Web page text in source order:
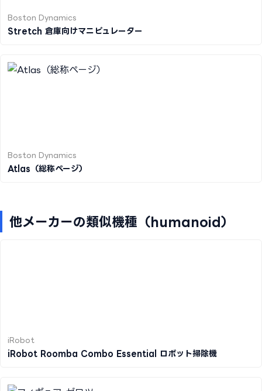
Boston Dynamics
Stretch 倉庫向けマニピュレーター
Boston Dynamics
Atlas（総称ページ）
他メーカーの類似機種（humanoid）
iRobot
iRobot Roomba Combo Essential ロボット掃除機